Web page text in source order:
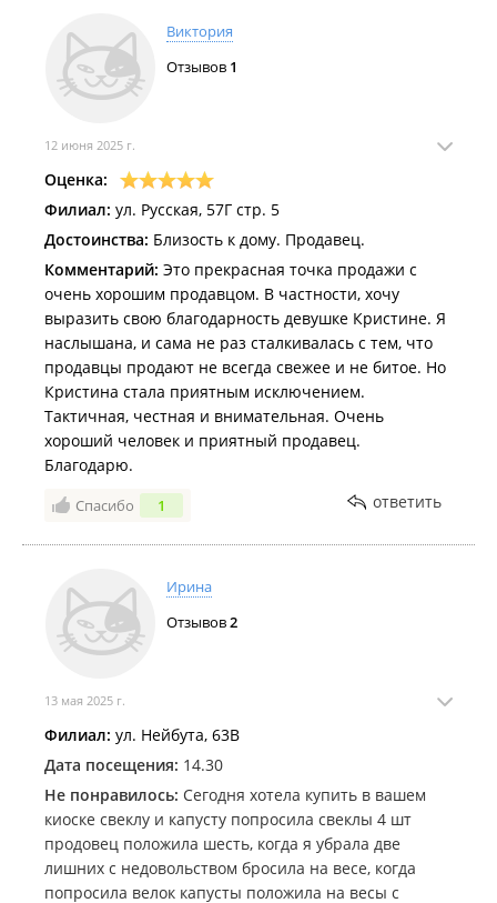
Виктория
Отзывов 1
12 июня 2025 г.
Оценка:
Филиал: ул. Русская, 57Г стр. 5
Достоинства: Близость к дому. Продавец.
Комментарий: Это прекрасная точка продажи с
очень хорошим продавцом. В частности, хочу
выразить свою благодарность девушке Кристине. Я
наслышана, и сама не раз сталкивалась с тем, что
продавцы продают не всегда свежее и не битое. Но
Кристина стала приятным исключением.
Тактичная, честная и внимательная. Очень
хороший человек и приятный продавец.
Благодарю.
Спасибо 1 ответить
Ирина
Отзывов2
13 мая 2025 г.
Филиал: ул. Нейбута, 63В
Дата посещения: 14.30
Не понравилось: Сегодня хотела купить в вашем
киоске свеклу и капусту попросила свеклы 4 шт
продовец положила шесть, когда я убрала две
лишних с недовольством бросила на весе, когда
попросила велок капусты положила на весы с